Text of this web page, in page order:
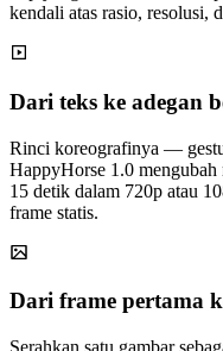
kendali atas rasio, resolusi,
Dari teks ke adegan
Rinci koreografinya —
HappyHorse 1.0
15 detik dalam 720p atau
frame statis.
Dari frame pertama
Serahkan satu gambar